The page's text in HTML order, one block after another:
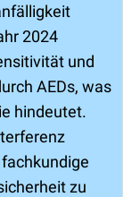
2024
und
AEDs, was
hindeutet.
zu